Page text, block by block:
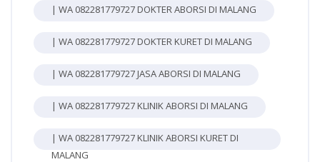
| WA 082281779727 DOKTER ABORSI DI MALANG
| WA 082281779727 DOKTER KURET DI MALANG
| WA 082281779727 JASA ABORSI DI MALANG
| WA 082281779727 KLINIK ABORSI DI MALANG
| WA 082281779727 KLINIK ABORSI KURET DI
MALANG